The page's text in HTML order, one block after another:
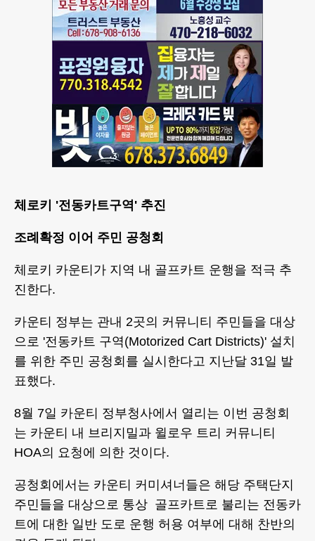
체로키 '전동카트구역' 추진
조례확정 이어 주민 공청회
체로키 카운티가 지역 내 골프카트 운행을 적극 추
진한다.
카운티 정부는 관내 2곳의 커뮤니티 주민들을 대상
으로 '전동카트 구역(Motorized Cart Districts)' 설치
를 위한 주민 공청회를 실시한다고 지난달 31일 발
표했다.
8월 7일 카운티 정부청사에서 열리는 이번 공청회
는 카운티 내 브리지밀과 윌로우 트리 커뮤니티
HOA의 요청에 의한 것이다.
공청회에서는 카운티 커미셔너들은 해당 주택단지
주민들을 대상으로 통상 골프카트로 불리는 전동카
트에 대한 일반 도로 운행 허용 여부에 대해 찬반의